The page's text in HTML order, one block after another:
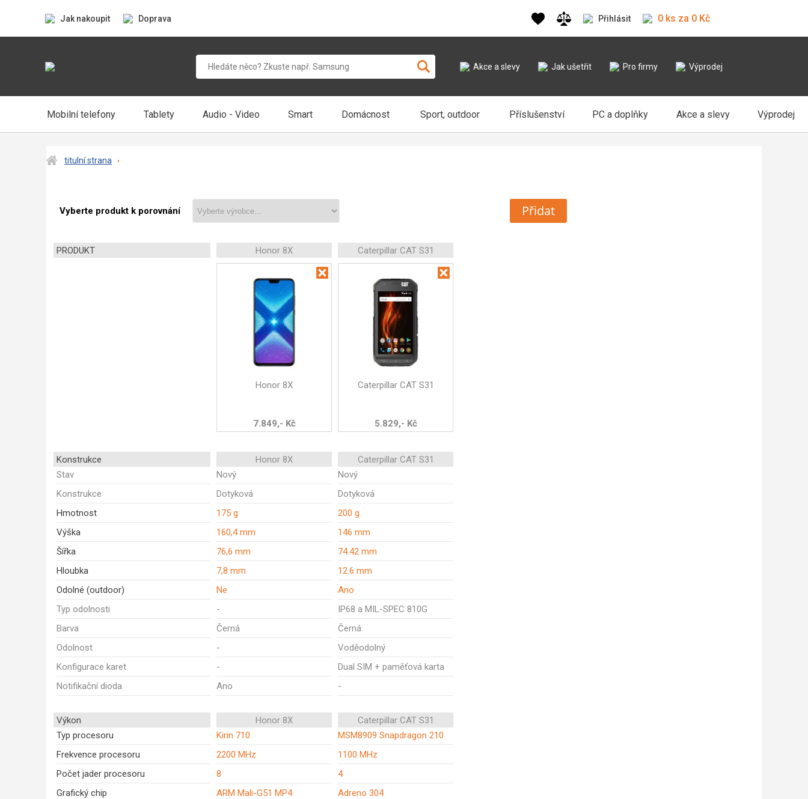
Jak nakoupit Doprava Přihlásit 0 ks za 0 Kč
Akce a slevy Jak ušetřit Pro firmy Výprodej
Mobilní telefony Tablety Audio - Video Smart Domácnost Sport, outdoor Příslušenství PC a doplňky Akce a slevy Výprodej
titulní strana
Vyberte produkt k porovnání Přidat
PRODUKT Honor 8X Caterpillar CAT S31
Honor 8X
7.849,- Kč
Caterpillar CAT S31
5.829,- Kč
Konstrukce Honor 8X
Caterpillar CAT S31
Stav
Nový
Nový
Konstrukce
Dotyková
Dotyková
Hmotnost
175 g
200 g
Výška
160,4 mm
146 mm
Šířka
76,6 mm
74.42 mm
Hloubka
7,8 mm
12.6 mm
Odolné (outdoor)
Ne
Ano
Typ odolnosti
-
IP68 a MIL-SPEC 810G
Barva
Černá
Černá
Odolnost
-
Voděodolný
Konfigurace karet
-
Dual SIM + paměťová karta
Notifikační dioda
Ano -
Výkon Honor 8X
Caterpillar CAT S31
Typ procesoru
Kirin 710
MSM8909 Snapdragon 210
Frekvence procesoru
2200 MHz
1100 MHz
Počet jader procesoru
8
4
Grafický chip
ARM Mali-G51 MP4
Adreno 304